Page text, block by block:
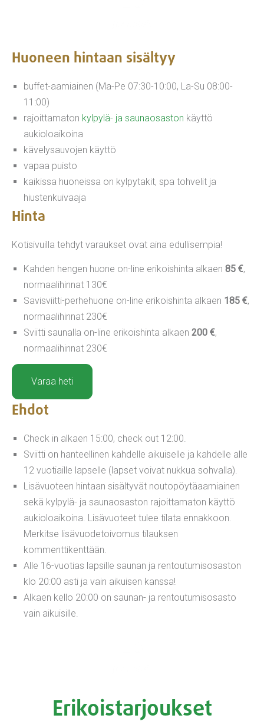
Huoneen hintaan sisältyy
buffet-aamiainen (Ma-Pe 07:30-10:00, La-Su 08:00-
11:00)
rajoittamaton kylpylä- ja saunaosaston käyttö
aukioloaikoina
kävelysauvojen käyttö
vapaa puisto
kaikissa huoneissa on kylpytakit, spa tohvelit ja
hiustenkuivaaja
Hinta
Kotisivuilla tehdyt varaukset ovat aina edullisempia!
Kahden hengen huone on-line erikoishinta alkaen 85 €,
normaalihinnat 130€
Savisviitti-perhehuone on-line erikoishinta alkaen 185 €,
normaalihinnat 230€
Sviitti saunalla on-line erikoishinta alkaen 200 €,
normaalihinnat 230€
Varaa heti
Ehdot
Check in alkaen 15:00, check out 12:00.
Sviitti on hanteellinen kahdelle aikuiselle ja kahdelle alle
12 vuotiaille lapselle (lapset voivat nukkua sohvalla).
Lisävuoteen hintaan sisältyvät noutopöytäaamiainen
sekä kylpylä- ja saunaosaston rajoittamaton käyttö
aukioloaikoina. Lisävuoteet tulee tilata ennakkoon.
Merkitse lisävuodetoivomus tilauksen
kommenttikenttään.
Alle 16-vuotias lapsille saunan ja rentoutumisosaston
klo 20:00 asti ja vain aikuisen kanssa!
Alkaen kello 20:00 on saunan- ja rentoutumisosasto
vain aikuisille.
Erikoistarjoukset